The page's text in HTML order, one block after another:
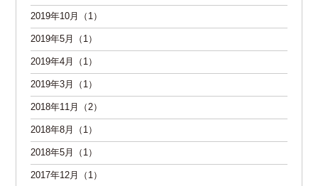
2019年10月（1）
2019年5月（1）
2019年4月（1）
2019年3月（1）
2018年11月（2）
2018年8月（1）
2018年5月（1）
2017年12月（1）